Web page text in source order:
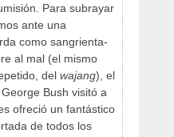
Para subrayar
ante una
como sangrienta-
al mal (el mismo
del wajang), el
Bush visitó a
ofreció un fantástico
de todos los